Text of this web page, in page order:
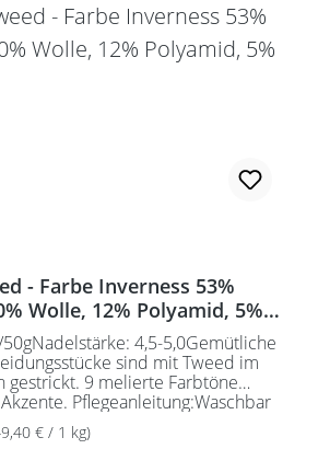
- Farbe Inverness 53%
Wolle, 12% Polyamid, 5%
sind mit Tweed im
gestrickt. 9 melierte Farbtöne
Pflegeanleitung:Waschbar
/ Wolle(Wollschleudern /
€ / 1 kg)